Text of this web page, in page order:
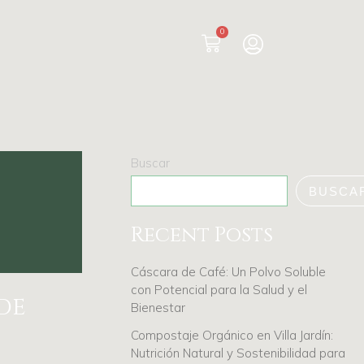
0
Buscar
Recent Posts
Cáscara de Café: Un Polvo Soluble
con Potencial para la Salud y el
Bienestar
Compostaje Orgánico en Villa Jardín:
Nutrición Natural y Sostenibilidad para